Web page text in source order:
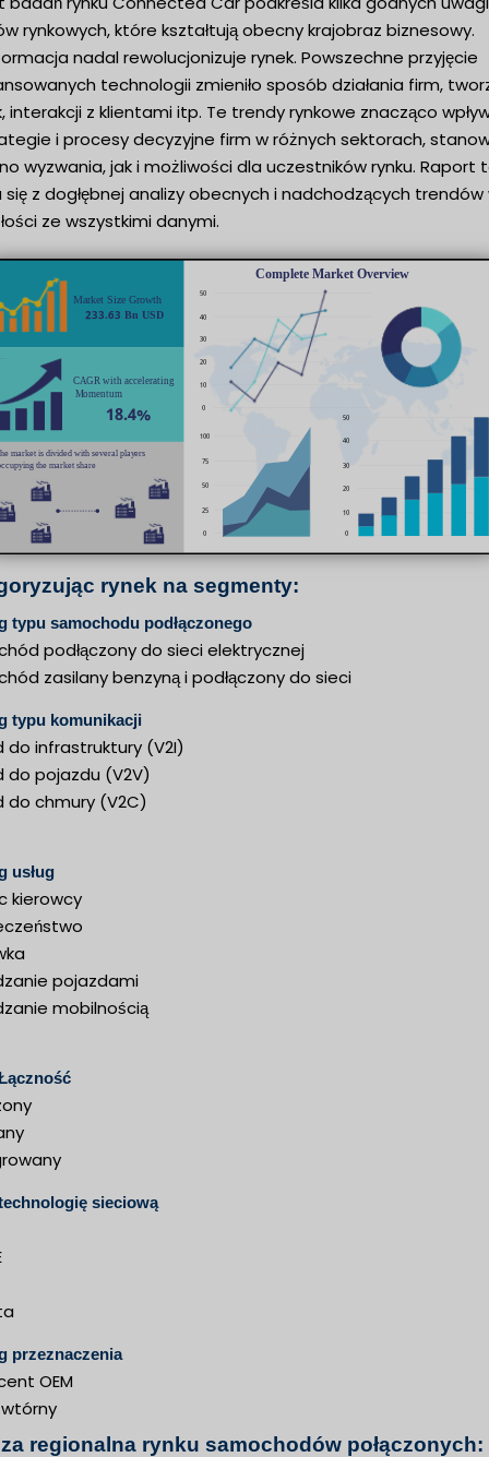
rynkowych, które kształtują obecny krajobraz biznesowy.
nadal rewolucjonizuje rynek. Powszechne przyjęcie
technologii zmieniło sposób działania firm,
interakcji z klientami itp. Te trendy rynkowe znacząco
i procesy decyzyjne firm w różnych sektorach,
wyzwania, jak i możliwości dla uczestników rynku. Raport
się z dogłębnej analizy obecnych i nadchodzących trendów
ze wszystkimi danymi.
rynek na segmenty:
typu samochodu podłączonego
podłączony do sieci elektrycznej
zasilany benzyną i podłączony do sieci
typu komunikacji
do infrastruktury (V2I)
do pojazdu (V2V)
do chmury (V2C)
usług
kierowcy
pojazdami
mobilnością
sieciową
przeznaczenia
OEM
regionalna rynku samochodów połączonych: